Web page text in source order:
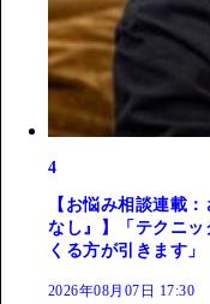
4
【お悩み相談連載
なし』】「テクニ
くる方が引きます」
2026年08月07日 17:30